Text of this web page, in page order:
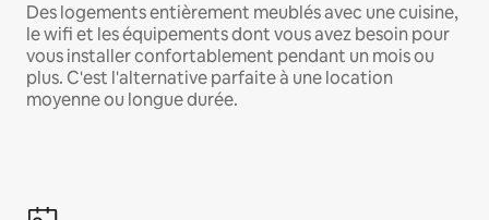
Des logements entièrement meublés avec une cuisine,
le wifi et les équipements dont vous avez besoin pour
vous installer confortablement pendant un mois ou
plus. C'est l'alternative parfaite à une location
moyenne ou longue durée.